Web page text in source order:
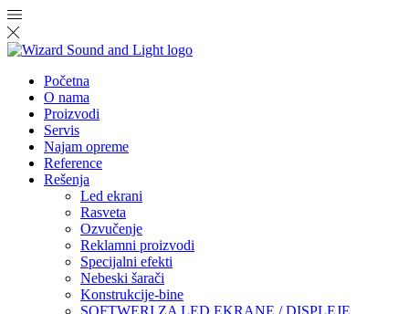
Početna
O nama
Proizvodi
Servis
Najam opreme
Reference
Rešenja
Led ekrani
Rasveta
Ozvučenje
Reklamni proizvodi
Specijalni efekti
Nebeski šarači
Konstrukcije-bine
SOFTWERI ZA LED EKRANE / DISPLEJE